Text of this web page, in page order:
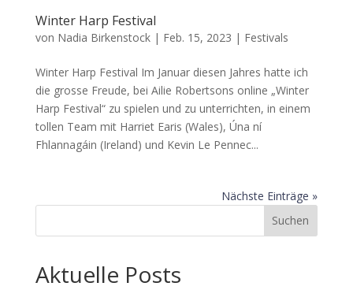
Winter Harp Festival
von Nadia Birkenstock| Feb. 15, 2023 | Festivals
Winter Harp Festival Im Januar diesen Jahres hatte ich
die grosse Freude, bei Ailie Robertsons online „Winter
Harp Festival“ zu spielen und zu unterrichten, in einem
tollen Team mit Harriet Earis (Wales), Úna ní
Fhlannagáin (Ireland) und Kevin Le Pennec...
Nächste Einträge »
Suchen
Aktuelle Posts